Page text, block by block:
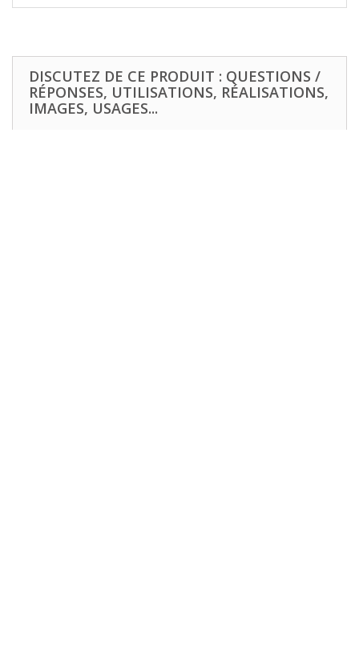
DISCUTEZ DE CE PRODUIT : QUESTIONS /
RÉPONSES, UTILISATIONS, RÉALISATIONS,
IMAGES, USAGES...